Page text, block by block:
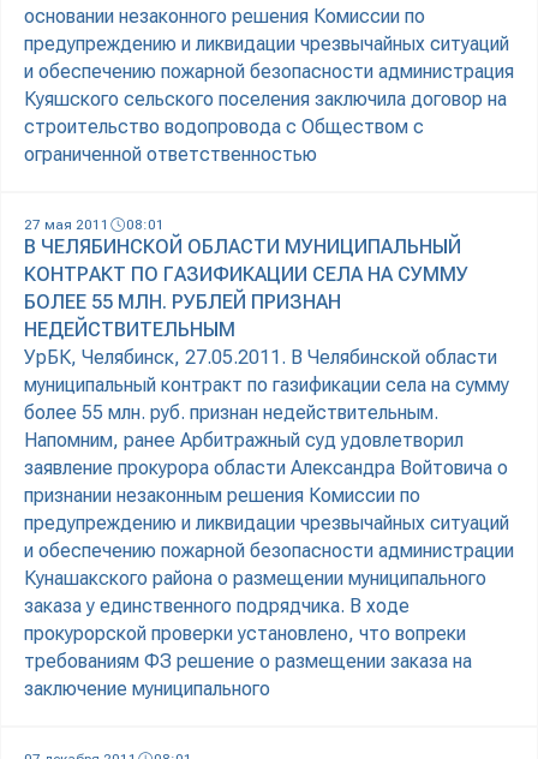
основании незаконного решения Комиссии по
предупреждению и ликвидации чрезвычайных ситуаций
и обеспечению пожарной безопасности администрация
Куяшского сельского поселения заключила договор на
строительство водопровода с Обществом с
ограниченной ответственностью
27 мая 2011 08:01
В ЧЕЛЯБИНСКОЙ ОБЛАСТИ МУНИЦИПАЛЬНЫЙ
КОНТРАКТ ПО ГАЗИФИКАЦИИ СЕЛА НА СУММУ
БОЛЕЕ 55 МЛН. РУБЛЕЙ ПРИЗНАН
НЕДЕЙСТВИТЕЛЬНЫМ
УрБК, Челябинск, 27.05.2011. В Челябинской области
муниципальный контракт по газификации села на сумму
более 55 млн. руб. признан недействительным.
Напомним, ранее Арбитражный суд удовлетворил
заявление прокурора области Александра Войтовича о
признании незаконным решения Комиссии по
предупреждению и ликвидации чрезвычайных ситуаций
и обеспечению пожарной безопасности администрации
Кунашакского района о размещении муниципального
заказа у единственного подрядчика. В ходе
прокурорской проверки установлено, что вопреки
требованиям ФЗ решение о размещении заказа на
заключение муниципального